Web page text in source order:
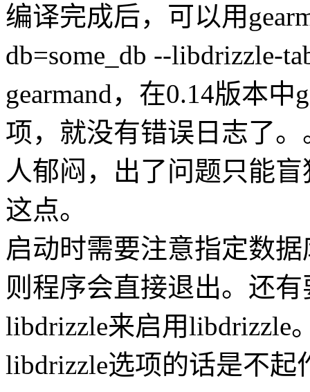
编译完成后，可以用
db=some_db --libdrizzle-
gearmand，在0.14版本
项，就没有错误日志了
人郁闷，出了问题只能
这点。
启动时需要注意指定数
则程序会直接退出。还
libdrizzle来启用libdrizzle
libdrizzle选项的话是不起